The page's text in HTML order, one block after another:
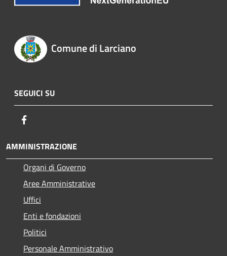
Comune di Larciano
SEGUICI SU
AMMINISTRAZIONE
Organi di Governo
Aree Amministrative
Uffici
Enti e fondazioni
Politici
Personale Amministrativo